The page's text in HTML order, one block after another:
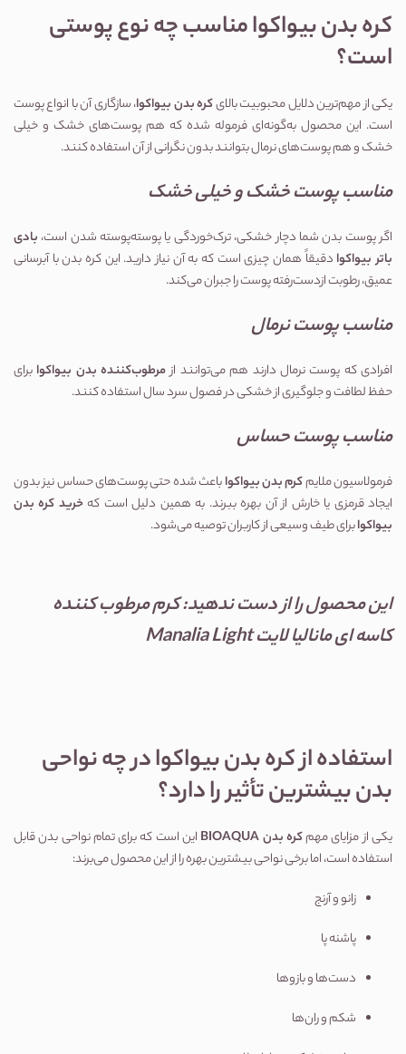
کره بدن بیواکوا مناسب چه نوع پوستی
است؟
یکی از مهم‌ترین دلایل محبوبیت بالایکره بدن بیواکوا، سازگاری آن با انواع پوست
است. این محصول به‌گونه‌ای فرموله شده که هم پوست‌های خشک و خیلی
خشک و هم پوست‌های نرمال بتوانند بدون نگرانی از آن استفاده کنند.
مناسب پوست خشک و خیلی خشک
اگر پوست بدن شما دچار خشکی، ترک‌خوردگی یا پوسته‌پوسته شدن است، بادی
باتر بیواکوا دقیقاً همان چیزی است که به آن نیاز دارید. این کره بدن با آبرسانی
عمیق، رطوبت ازدست‌رفته پوست را جبران می‌کند.
مناسب پوست نرمال
افرادی که پوست نرمال دارند هم می‌توانند ازمرطوب‌کننده بدن بیواکوا برای
حفظ لطافت و جلوگیری از خشکی در فصول سرد سال استفاده کنند.
مناسب پوست حساس
فرمولاسیون ملایمکرم بدن بیواکواباعث شده حتی پوست‌های حساس نیز بدون
ایجاد قرمزی یا خارش از آن بهره ببرند. به همین دلیل است کهخرید کره بدن
بیواکوابرای طیف وسیعی از کاربران توصیه می‌شود.
این محصول را از دست ندهید:کرم مرطوب کننده
کاسه ای مانالیا لایت Manalia Light
استفاده از کره بدن بیواکوا در چه نواحی
بدن بیشترین تأثیر را دارد؟
یکی از مزایای مهمکره بدن BIOAQUA
این است که برای تمام نواحی بدن قابل
استفاده است، اما برخی نواحی بیشترین بهره را از این محصول می‌برند:
زانو و آرنج
پاشنه پا
دست‌ها و بازوها
شکم و ران‌ها